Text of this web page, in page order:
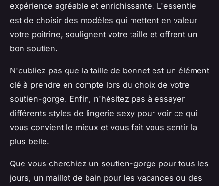
expérience agréable et enrichissante. L'essentiel
est de choisir des modèles qui mettent en valeur
votre poitrine, soulignent votre taille et offrent un
bon soutien.
N'oubliez pas que la taille de bonnet est un élément
clé à prendre en compte lors du choix de votre
soutien-gorge. Enfin, n'hésitez pas à essayer
différents styles de lingerie sexy pour voir ce qui
vous convient le mieux et vous fait vous sentir la
plus belle.
Que vous cherchiez un soutien-gorge pour tous les
jours, un maillot de bain pour les vacances ou des